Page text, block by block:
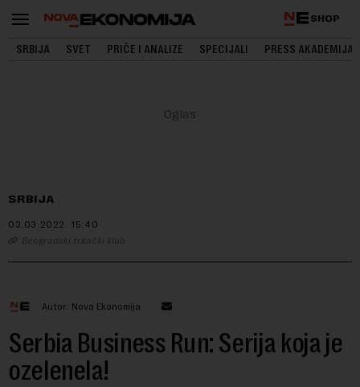
SHOP
SRBIJA SVET PRIČE I ANALIZE SPECIJALI PRESS AKADEMIJA
SRBIJA
03.03.2022. 15:40
Beogradski trkački klub
Autor: Nova Ekonomija
Serbia Business Run: Serija koja je
ozelenela!